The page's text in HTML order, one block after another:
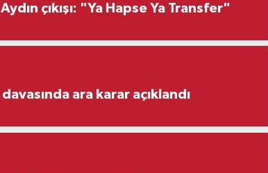
çıkışı: "Ya Hapse Ya Transfer"
ara karar açıklandı